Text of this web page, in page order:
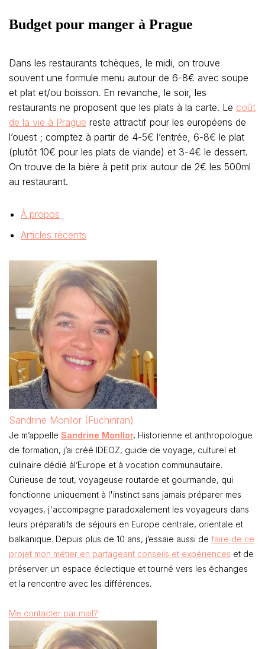
Budget pour manger à Prague
Dans les restaurants tchèques, le midi, on trouve
souvent une formule menu autour de 6-8€ avec soupe
et plat et/ou boisson. En revanche, le soir, les
restaurants ne proposent que les plats à la carte. Le coût
de la vie à Prague reste attractif pour les européens de
l’ouest ; comptez à partir de 4-5€ l’entrée, 6-8€ le plat
(plutôt 10€ pour les plats de viande) et 3-4€ le dessert.
On trouve de la bière à petit prix autour de 2€ les 500ml
au restaurant.
À propos
Articles récents
Sandrine Monllor (Fuchinran)
Je m’appelle Sandrine Monllor. Historienne et anthropologue
de formation, j’ai créé IDEOZ, guide de voyage, culturel et
culinaire dédié àl’Europe et à vocation communautaire.
Curieuse de tout, voyageuse routarde et gourmande, qui
fonctionne uniquement à l'instinct sans jamais préparer mes
voyages, j'accompagne paradoxalement les voyageurs dans
leurs préparatifs de séjours en Europe centrale, orientale et
balkanique. Depuis plus de 10 ans, j’essaie aussi de faire de ce
projet mon métier en partageant conseils et expériences et de
préserver un espace éclectique et tourné vers les échanges
et la rencontre avec les différences.
Me contacter par mail?